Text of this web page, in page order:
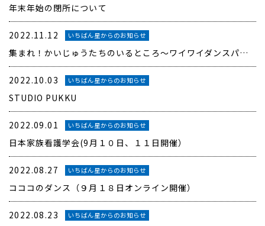
年末年始の閉所について
2022.11.12 いちばん星からのお知らせ
集まれ！かいじゅうたちのいるところ～ワイワイダンスパーティー2days～
2022.10.03 いちばん星からのお知らせ
STUDIO PUKKU
2022.09.01 いちばん星からのお知らせ
日本家族看護学会(9月１０日、１１日開催）
2022.08.27 いちばん星からのお知らせ
コココのダンス（９月１８日オンライン開催）
2022.08.23 いちばん星からのお知らせ